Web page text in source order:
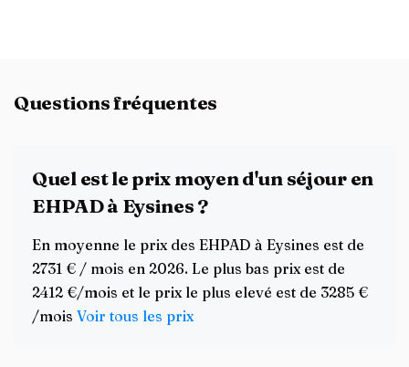
Questions fréquentes
Quel est le prix moyen d'un séjour en
EHPAD à Eysines ?
En moyenne le prix des EHPAD à Eysines est de
2731 € / mois en 2026. Le plus bas prix est de
2412 €/mois et le prix le plus elevé est de 3285 €
/mois Voir tous les prix